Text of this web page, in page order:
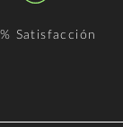
Satisfacción